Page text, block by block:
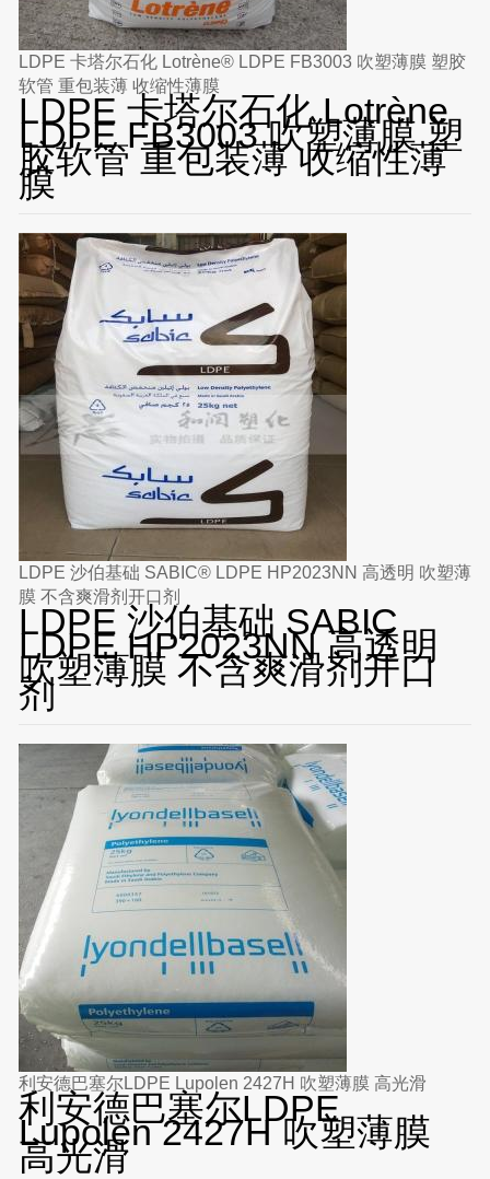
LDPE 卡塔尔石化 Lotrène® LDPE FB3003 吹塑薄膜 塑胶
软管 重包装薄 收缩性薄膜
LDPE 卡塔尔石化 Lotrène
LDPE FB3003 吹塑薄膜 塑
胶软管 重包装薄 收缩性薄
膜
LDPE 沙伯基础 SABIC® LDPE HP2023NN 高透明 吹塑薄
膜 不含爽滑剂开口剂
LDPE 沙伯基础 SABIC
LDPE HP2023NN 高透明
吹塑薄膜 不含爽滑剂开口
剂
利安德巴塞尔LDPE Lupolen 2427H 吹塑薄膜 高光滑
利安德巴塞尔LDPE
Lupolen 2427H 吹塑薄膜
高光滑